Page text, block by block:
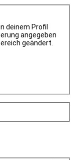
deinem Profil
angegeben
geändert.